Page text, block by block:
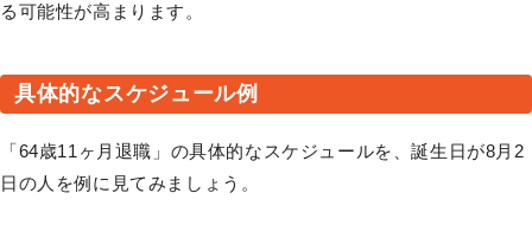
る可能性が高まります。
具体的なスケジュール例
「64歳11ヶ月退職」の具体的なスケジュールを、誕生日が8月2
日の人を例に見てみましょう。